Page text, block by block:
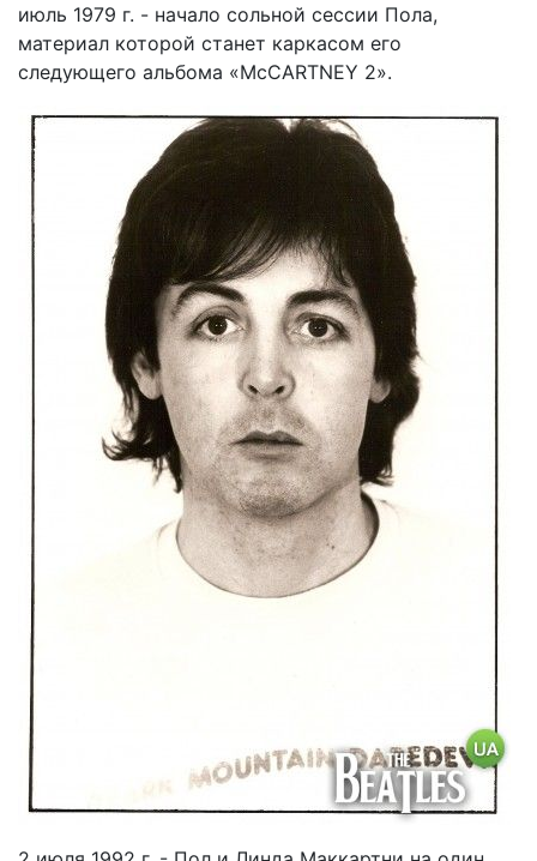
июль 1979 г. - начало сольной сессии Пола,
материал которой станет каркасом его
следующего альбома «McCARTNEY 2».